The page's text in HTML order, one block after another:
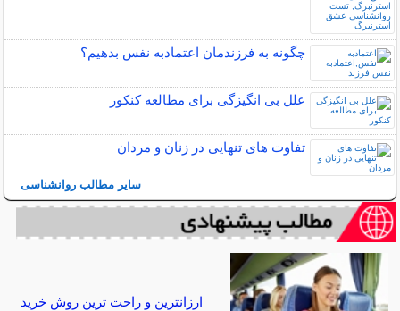
چگونه به فرزندمان اعتمادبه نفس بدهیم؟
علل بی انگیزگی برای مطالعه کنکور
تفاوت های تنهایی در زنان و مردان
سایر مطالب روانشناسی
ارزانترین و راحت ترین روش خرید